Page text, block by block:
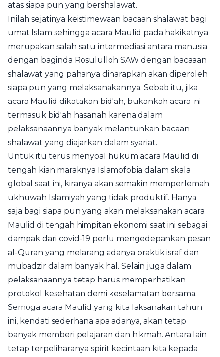
atas siapa pun yang bershalawat.
Inilah sejatinya keistimewaan bacaan shalawat bagi
umat Islam sehingga acara Maulid pada hakikatnya
merupakan salah satu intermediasi antara manusia
dengan baginda Rosululloh SAW dengan bacaaan
shalawat yang pahanya diharapkan akan diperoleh
siapa pun yang melaksanakannya. Sebab itu, jika
acara Maulid dikatakan bid'ah, bukankah acara ini
termasuk bid'ah hasanah karena dalam
pelaksanaannya banyak melantunkan bacaan
shalawat yang diajarkan dalam syariat.
Untuk itu terus menyoal hukum acara Maulid di
tengah kian maraknya Islamofobia dalam skala
global saat ini, kiranya akan semakin memperlemah
ukhuwah Islamiyah yang tidak produktif. Hanya
saja bagi siapa pun yang akan melaksanakan acara
Maulid di tengah himpitan ekonomi saat ini sebagai
dampak dari covid-19 perlu mengedepankan pesan
al-Quran yang melarang adanya praktik israf dan
mubadzir dalam banyak hal. Selain juga dalam
pelaksanaannya tetap harus memperhatikan
protokol kesehatan demi keselamatan bersama.
Semoga acara Maulid yang kita laksanakan tahun
ini, kendati sederhana apa adanya, akan tetap
banyak memberi pelajaran dan hikmah. Antara lain
tetap terpeliharanya spirit kecintaan kita kepada